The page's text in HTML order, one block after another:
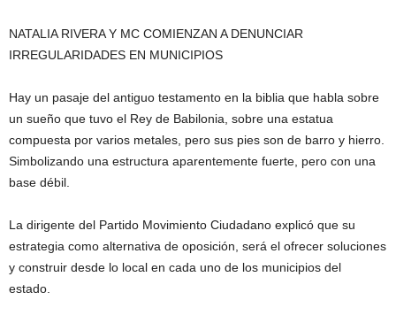
NATALIA RIVERA Y MC COMIENZAN A DENUNCIAR
IRREGULARIDADES EN MUNICIPIOS
Hay un pasaje del antiguo testamento en la biblia que habla sobre
un sueño que tuvo el Rey de Babilonia, sobre una estatua
compuesta por varios metales, pero sus pies son de barro y hierro.
Simbolizando una estructura aparentemente fuerte, pero con una
base débil.
La dirigente del Partido Movimiento Ciudadano explicó que su
estrategia como alternativa de oposición, será el ofrecer soluciones
y construir desde lo local en cada uno de los municipios del
estado.